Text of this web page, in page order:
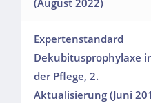
(August 2022)
Expertenstandard
Dekubitusprophylaxe
der Pflege, 2.
Aktualisierung (Juni